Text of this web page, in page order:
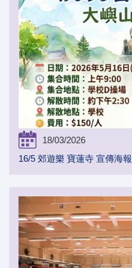
18/03/2026
16/5 郊遊樂 寶蓮寺 宣傳海報